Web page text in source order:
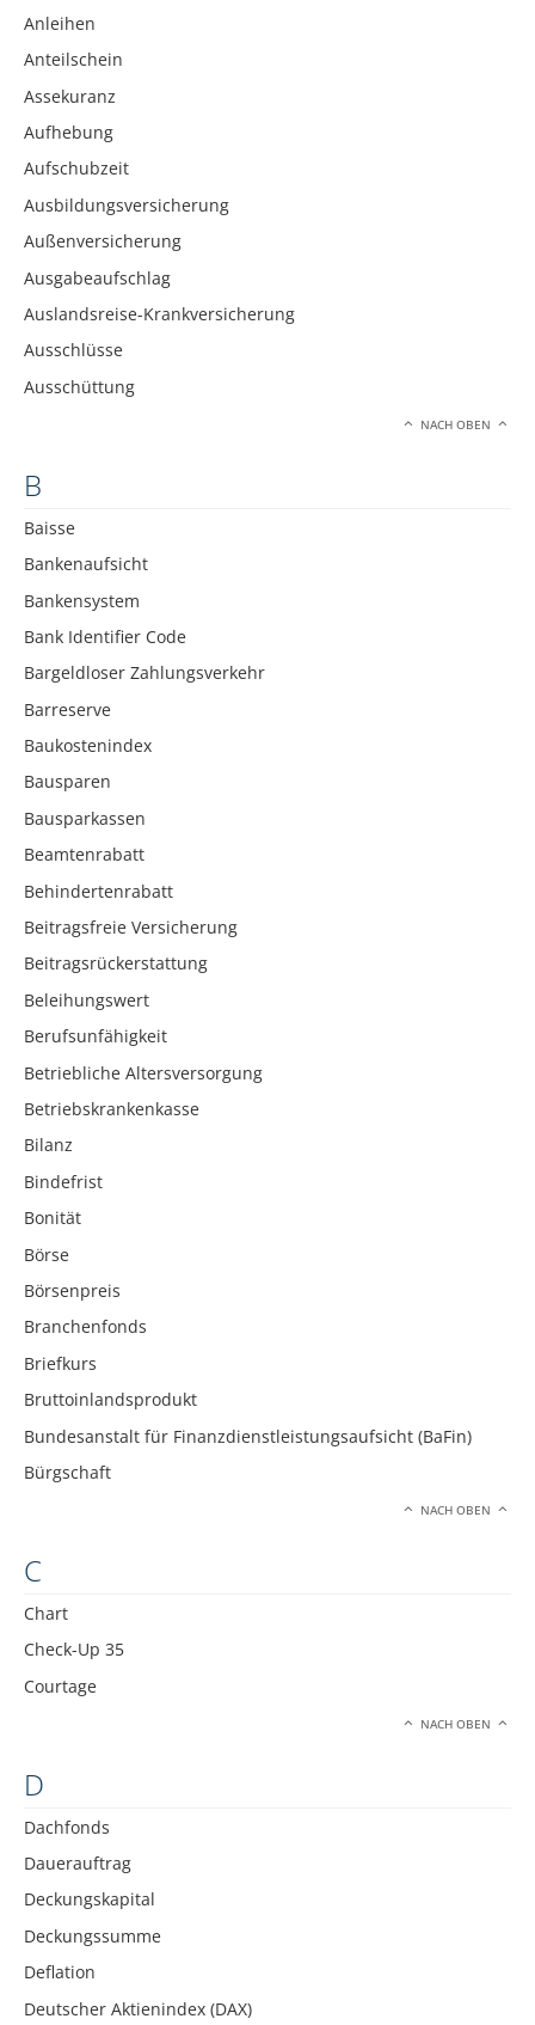
Anleihen
Anteilschein
Assekuranz
Aufhebung
Aufschubzeit
Ausbildungsversicherung
Außenversicherung
Ausgabeaufschlag
Auslandsreise-Krankversicherung
Ausschlüsse
Ausschüttung
NACH OBEN
B
Baisse
Bankenaufsicht
Bankensystem
Bank Identifier Code
Bargeldloser Zahlungsverkehr
Barreserve
Baukostenindex
Bausparen
Bausparkassen
Beamtenrabatt
Behindertenrabatt
Beitragsfreie Versicherung
Beitragsrückerstattung
Beleihungswert
Berufsunfähigkeit
Betriebliche Altersversorgung
Betriebskrankenkasse
Bilanz
Bindefrist
Bonität
Börse
Börsenpreis
Branchenfonds
Briefkurs
Bruttoinlandsprodukt
Bundesanstalt für Finanzdienstleistungsaufsicht (BaFin)
Bürgschaft
NACH OBEN
C
Chart
Check-Up 35
Courtage
NACH OBEN
D
Dachfonds
Dauerauftrag
Deckungskapital
Deckungssumme
Deflation
Deutscher Aktienindex (DAX)